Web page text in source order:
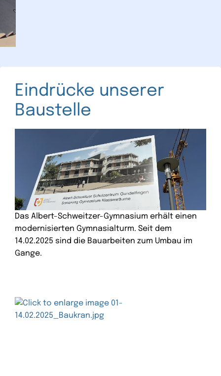
Eindrücke unserer
Baustelle
Das Albert-Schweitzer-Gymnasium erhält einen
modernisierten Gymnasialturm. Seit dem
14.02.2025 sind die Bauarbeiten zum Umbau im
Gange.